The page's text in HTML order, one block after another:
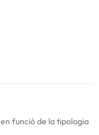
funció de la tipologia